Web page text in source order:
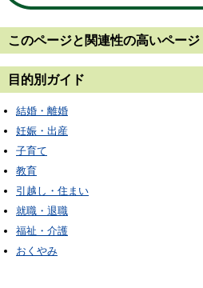
このページと 関連性の高いページ
目的別ガイド
結婚・離婚
妊娠・出産
子育て
教育
引越し・住まい
就職・退職
福祉・介護
おくやみ